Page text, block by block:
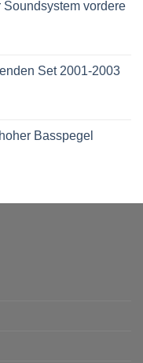
vordere
Set 2001-2003
Basspegel